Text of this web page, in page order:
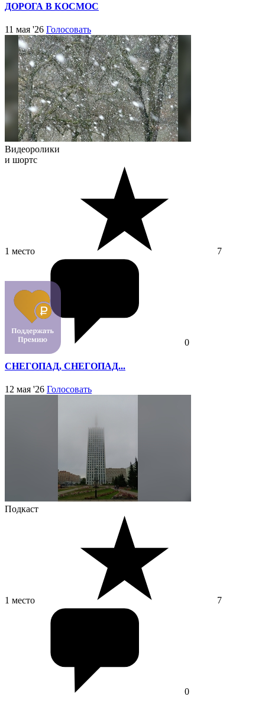
ДОРОГА В КОСМОС
11 мая '26 Голосовать
Видеоролики
и шортс
1 место 7
0
СНЕГОПАД, СНЕГОПАД...
12 мая '26 Голосовать
Подкаст
1 место 7
0